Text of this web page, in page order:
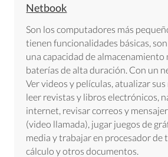
Netbook
Son los computadores más
tienen funcionalidades básicas,
una capacidad de almacenamiento
baterías de alta duración. Con un
Ver videos y películas, atualizar sus
leer revistas y libros electrónicos,
internet, revisar correos y
(video llamada), jugar juegos de
media y trabajar en procesador de
cálculo y otros documentos.